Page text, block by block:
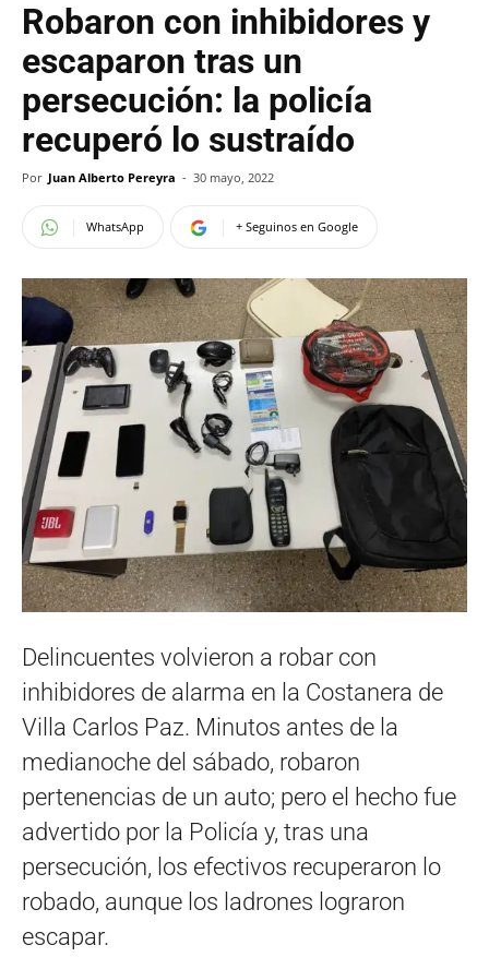
Robaron con inhibidores y
escaparon tras un
persecución: la policía
recuperó lo sustraído
Por Juan Alberto Pereyra - 30 mayo, 2022
WhatsApp + Seguinos en Google
Delincuentes volvieron a robar con
inhibidores de alarma en la Costanera de
Villa Carlos Paz. Minutos antes de la
medianoche del sábado, robaron
pertenencias de un auto; pero el hecho fue
advertido por la Policía y, tras una
persecución, los efectivos recuperaron lo
robado, aunque los ladrones lograron
escapar.